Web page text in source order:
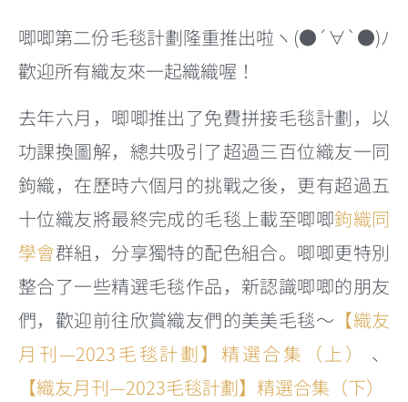
唧唧第二份毛毯計劃隆重推出啦ヽ(●´∀`●)ﾉ
歡迎所有織友來一起織織喔！
去年六月，唧唧推出了免費拼接毛毯計劃，以
功課換圖解，總共吸引了超過三百位織友一同
鉤織，在歷時六個月的挑戰之後，更有超過五
十位織友將最終完成的毛毯上載至唧唧鉤織同
學會群組，分享獨特的配色組合。唧唧更特別
整合了一些精選毛毯作品，新認識唧唧的朋友
們，歡迎前往欣賞織友們的美美毛毯～ 【織友
月刊—2023毛毯計劃】精選合集（上）
、
【織友月刊—2023毛毯計劃】精選合集（下）